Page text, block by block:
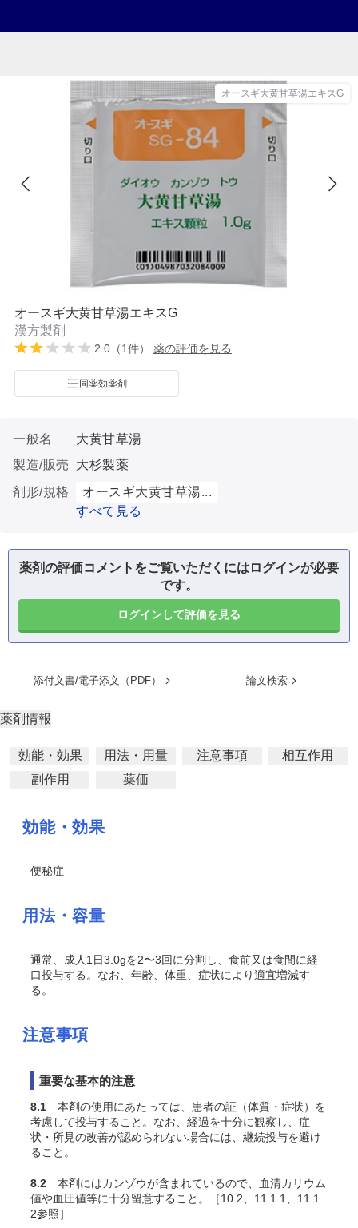
オースギ大黄甘草湯エキスG
オースギ大黄甘草湯エキスG
漢方製剤
2.0（1件） 薬の評価を見る
同薬効薬剤
一般名
大黄甘草湯
製造/販売
大杉製薬
剤形/規格
オースギ大黄甘草湯...
すべて見る
薬剤の評価コメントをご覧いただくにはログインが必要
です。
ログインして評価を見る
添付文書/電子添文（PDF） 論文検索
薬剤情報
効能・効果 用法・用量 注意事項
相互作用
副作用
薬価
効能・効果
便秘症
用法・容量
通常、成人1日3.0gを2〜3回に分割し、食前又は食間に経
口投与する。なお、年齢、体重、症状により適宜増減す
る。
注意事項
重要な基本的注意
8.1 本剤の使用にあたっては、患者の証（体質・症状）を
考慮して投与すること。なお、経過を十分に観察し、症
状・所見の改善が認められない場合には、継続投与を避け
ること。
8.2 本剤にはカンゾウが含まれているので、血清カリウム
値や血圧値等に十分留意すること。［10.2、11.1.1、11.1.
2参照］